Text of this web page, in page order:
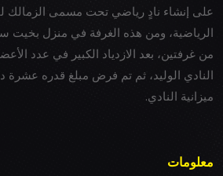
على إنشاء نادٍ رياضي تحت مسمى الزمالك
الرياضية، ومن هذه الغرفة في منزل بخيت
من غرفتين، بعد الازدياد الكبير في عدد
النادي الوليد، ثم تم فرض مبلغ قدره
ميزانية النادي.
معلومات